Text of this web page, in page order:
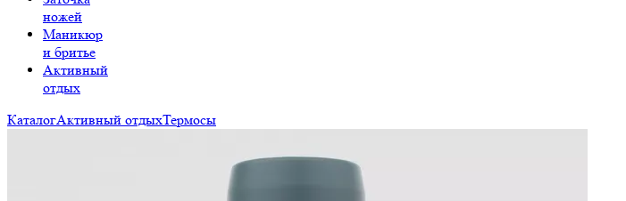
ножей
Маникюр
и бритье
Активный
отдых
КаталогАктивный отдыхТермосы